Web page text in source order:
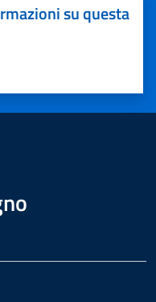
su questa